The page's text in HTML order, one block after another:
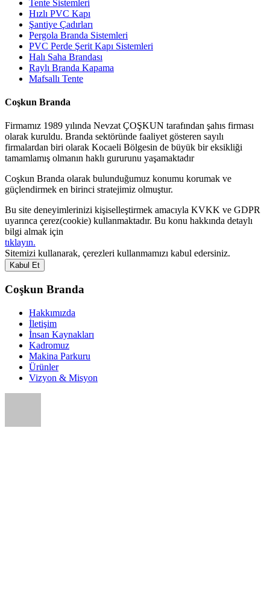
Tente Sistemleri
Hızlı PVC Kapı
Şantiye Çadırları
Pergola Branda Sistemleri
PVC Perde Şerit Kapı Sistemleri
Halı Saha Brandası
Raylı Branda Kapama
Mafsallı Tente
Coşkun Branda
Firmamız 1989 yılında Nevzat ÇOŞKUN tarafından şahıs firması
olarak kuruldu. Branda sektöründe faaliyet gösteren sayılı
firmalardan biri olarak Kocaeli Bölgesin de büyük bir eksikliği
tamamlamış olmanın haklı gururunu yaşamaktadır
Coşkun Branda olarak bulunduğumuz konumu korumak ve
güçlendirmek en birinci stratejimiz olmuştur.
Bu site deneyimlerinizi kişiselleştirmek amacıyla KVKK ve GDPR
uyarınca çerez(cookie) kullanmaktadır. Bu konu hakkında detaylı
bilgi almak için
tıklayın.
Sitemizi kullanarak, çerezleri kullanmamızı kabul edersiniz.
Kabul Et
Coşkun Branda
Hakkımızda
İletişim
İnsan Kaynakları
Kadromuz
Makina Parkuru
Ürünler
Vizyon & Misyon